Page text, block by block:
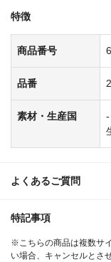
特徴
商品番号
品番
素材・生産国
-
よくあるご質問
特記事項
※こちらの商品は複数サ
い場合、キャンセルとさ